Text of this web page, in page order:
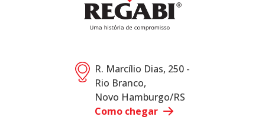
R. Marcílio Dias, 250 -
Rio Branco,
Novo Hamburgo/RS
Como chegar